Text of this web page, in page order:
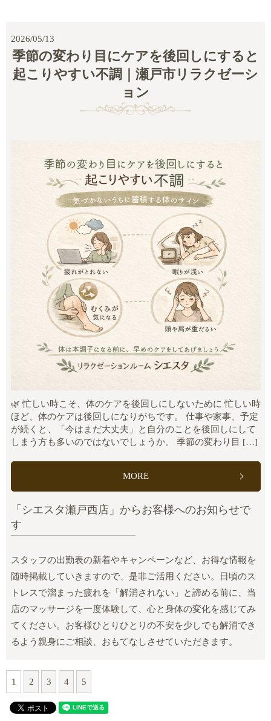
2026/05/13
季節の変わり目にケアを後回しにすると
起こりやすい不調｜瀬戸市リラクゼーシ
ョン
🌿 忙しい時こそ、体のケアを後回しにしないために 忙しい時
ほど、体のケアは後回しになりがちです。 仕事や家事、予定
が続くと、「今はまだ大丈夫」と自分のことを後回しにして
しまう方も多いのではないでしょうか。 季節の変わり目 […]
MORE
「シエスタ瀬戸西店」からお客様へのお知らせで
す
スタッフの出勤表の新着やキャンペーンなど、お得な情報を
随時掲載していきますので、是非ご活用ください。日頃のス
トレスで溜まった疲れを「解消されない」と諦める前に、当
店のマッサージを一度体験して、心と身体の変化を感じてみ
てください。お客様ひとりひとりの不安を少しでも解消でき
るよう親身にご相談、おもてなしさせていただきます。
1 2 3 4 5